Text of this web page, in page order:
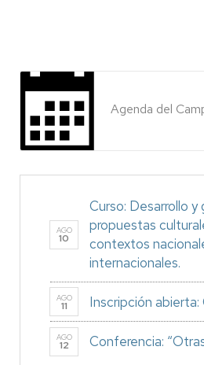
Agenda del
AGO
10
Curso: Desarrollo y
propuestas
contextos
internacionales.
AGO
11 Inscripción abierta:
AGO
12 Conferencia: